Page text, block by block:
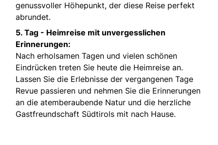
genussvoller Höhepunkt, der diese Reise perfekt
abrundet.
5. Tag - Heimreise mit unvergesslichen
Erinnerungen:
Nach erholsamen Tagen und vielen schönen
Eindrücken treten Sie heute die Heimreise an.
Lassen Sie die Erlebnisse der vergangenen Tage
Revue passieren und nehmen Sie die Erinnerungen
an die atemberaubende Natur und die herzliche
Gastfreundschaft Südtirols mit nach Hause.